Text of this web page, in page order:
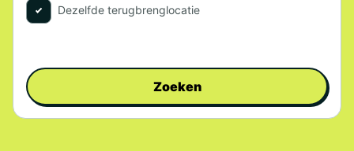
Dezelfde terugbrenglocatie
Zoeken